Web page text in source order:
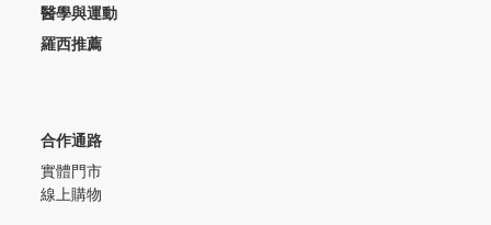
醫學與運動
羅西推薦
合作通路
實體門市
線上購物